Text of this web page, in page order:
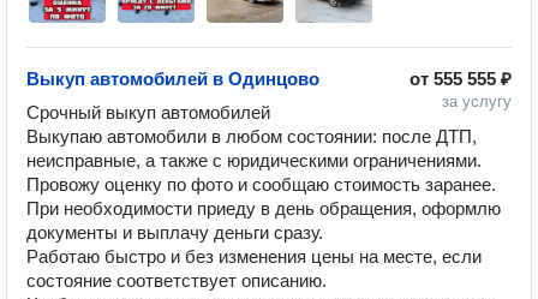
от 555 555 ₽
за услугу
Выкуп автомобилей в Одинцово
Срочный выкуп автомобилей
Выкупаю автомобили в любом состоянии: после ДТП,
неисправные, а также с юридическими ограничениями.
Провожу оценку по фото и сообщаю стоимость заранее.
При необходимости приеду в день обращения, оформлю
документы и выплачу деньги сразу.
Работаю быстро и без изменения цены на месте, если
состояние соответствует описанию.